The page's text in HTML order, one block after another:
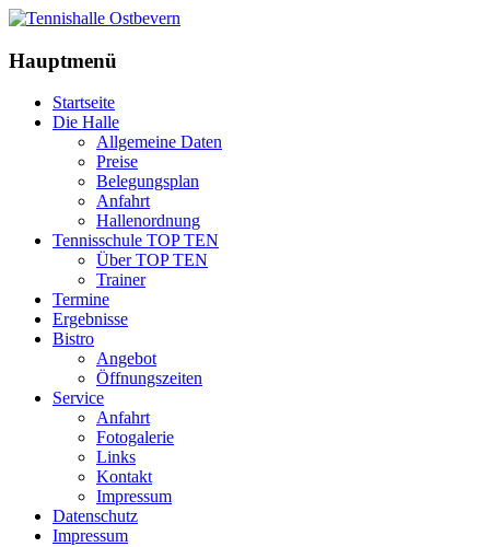
Hauptmenü
Startseite
Die Halle
Allgemeine Daten
Preise
Belegungsplan
Anfahrt
Hallenordnung
Tennisschule TOP TEN
Über TOP TEN
Trainer
Termine
Ergebnisse
Bistro
Angebot
Öffnungszeiten
Service
Anfahrt
Fotogalerie
Links
Kontakt
Impressum
Datenschutz
Impressum